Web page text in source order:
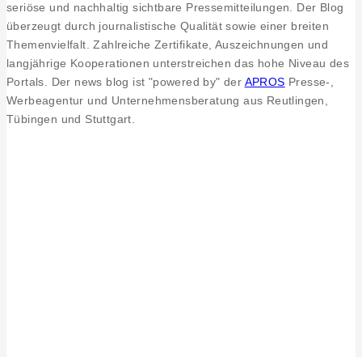
seriöse und nachhaltig sichtbare Pressemitteilungen. Der Blog
überzeugt durch journalistische Qualität sowie einer breiten
Themenvielfalt. Zahlreiche Zertifikate, Auszeichnungen und
langjährige Kooperationen unterstreichen das hohe Niveau des
Portals. Der news blog ist "powered by" der APROS Presse-,
Werbeagentur und Unternehmensberatung aus Reutlingen,
Tübingen und Stuttgart.